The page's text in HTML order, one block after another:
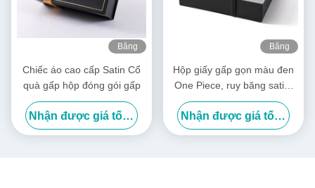
Băng
Chiếc áo cao cấp Satin Cổ
quà gấp hộp đóng gói gấp
Nhận được giá tốt nhất
Băng
Hộp giấy gấp gọn màu đen
One Piece, ruy băng satin,
hộp gấp màu trắng sang
trọng
Nhận được giá tốt nhất